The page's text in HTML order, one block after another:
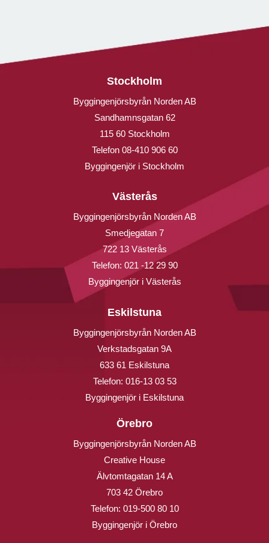
Stockholm
Byggingenjörsbyrån Norden AB
Sandhamnsgatan 62
115 60 Stockholm
Telefon 08-410 906 60
Byggingenjör i Stockholm
Västerås
Byggingenjörsbyrån Norden AB
Smedjegatan 7
722 13 Västerås
Telefon: 021 -12 29 90
Byggingenjör i Västerås
Eskilstuna
Byggingenjörsbyrån Norden AB
Verkstadsgatan 9A
633 61 Eskilstuna
Telefon: 016-13 03 53
Byggingenjör i Eskilstuna
Örebro
Byggingenjörsbyrån Norden AB
Creative House
Älvtomtagatan 14 A
703 42 Örebro
Telefon: 019-500 80 10
Byggingenjör i Örebro